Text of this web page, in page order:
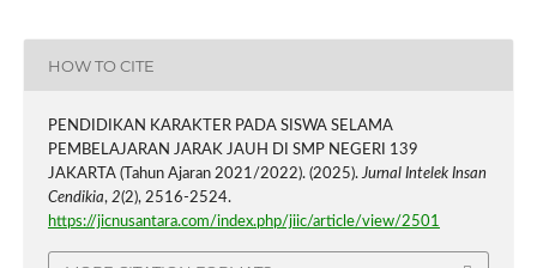
HOW TO CITE
PENDIDIKAN KARAKTER PADA SISWA SELAMA
PEMBELAJARAN JARAK JAUH DI SMP NEGERI 139
JAKARTA (Tahun Ajaran 2021/2022). (2025).Jurnal Intelek Insan
Cendikia, 2(2), 2516-2524.
https://jicnusantara.com/index.php/jiic/article/view/2501